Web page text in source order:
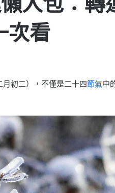
次看
初二），不僅是二十四節氣中